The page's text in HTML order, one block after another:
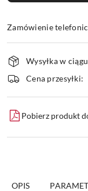
Zamówienie
Dostępność
i
dostawa
Wysyłka w
Cena przesyłki:
Pobierz produkt
OPIS